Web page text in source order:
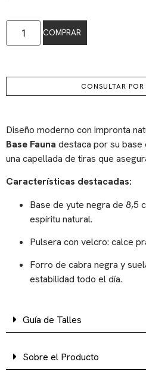
COMPRAR
CONSULTAR POR
Diseño moderno con impronta
Base Fauna destaca por su
una capellada de tiras que
Características destacadas:
Base de yute negra de 8,5
espíritu natural.
Pulsera con velcro: calce
Forro de cabra negra y
estabilidad todo el día.
Guía de Talles
Sobre el Producto